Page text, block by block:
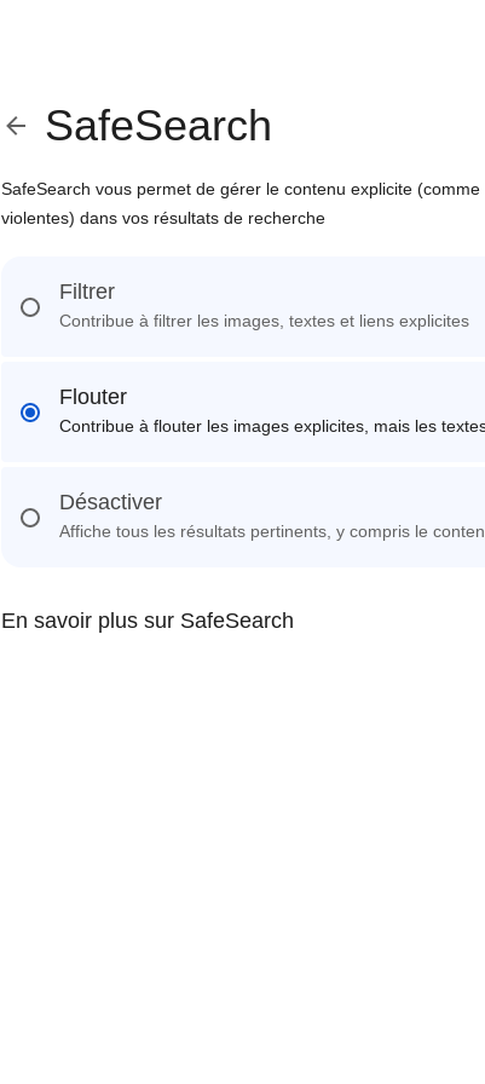
SafeSearch
SafeSearch vous permet de gérer le contenu explicite
violentes) dans vos résultats de recherche
Filtrer
Contribue à filtrer les images, textes et liens explicites
Flouter
Contribue à flouter les images explicites, mais les
Désactiver
Affiche tous les résultats pertinents, y compris le
En savoir plus sur SafeSearch